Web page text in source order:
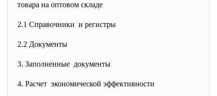
товара на оптовом складе
2.1 Справочники и регистры
2.2 Документы
3. Заполненные документы
4. Расчет экономической эффективности